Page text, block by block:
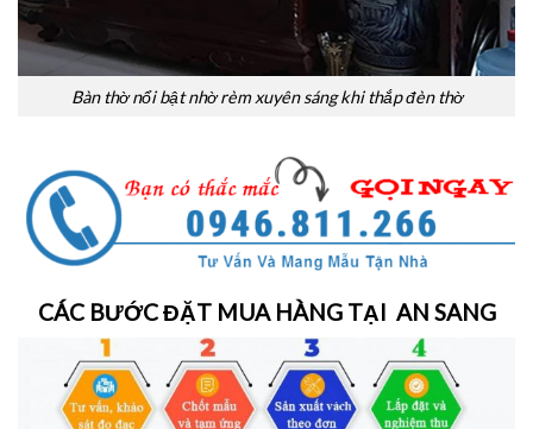
Bàn thờ nổi bật nhờ rèm xuyên sáng khi thắp đèn thờ
CÁC BƯỚC ĐẶT MUA HÀNG TẠI AN SANG